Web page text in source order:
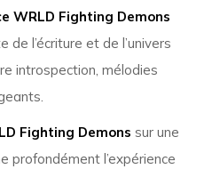
WRLD Fighting Demons
l’écriture et de l’univers
introspection, mélodies
Fighting Demons sur une
profondément l’expérience